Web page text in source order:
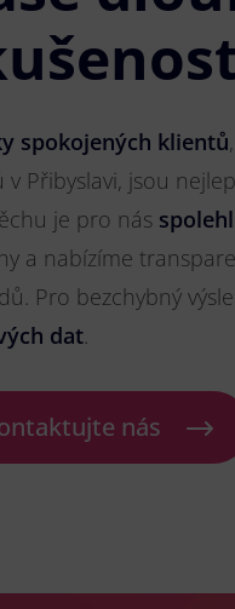
spokojených klientů
v Přibyslavi, jsou
je pro nás
a nabízíme
Pro bezchybný
dat.
nás